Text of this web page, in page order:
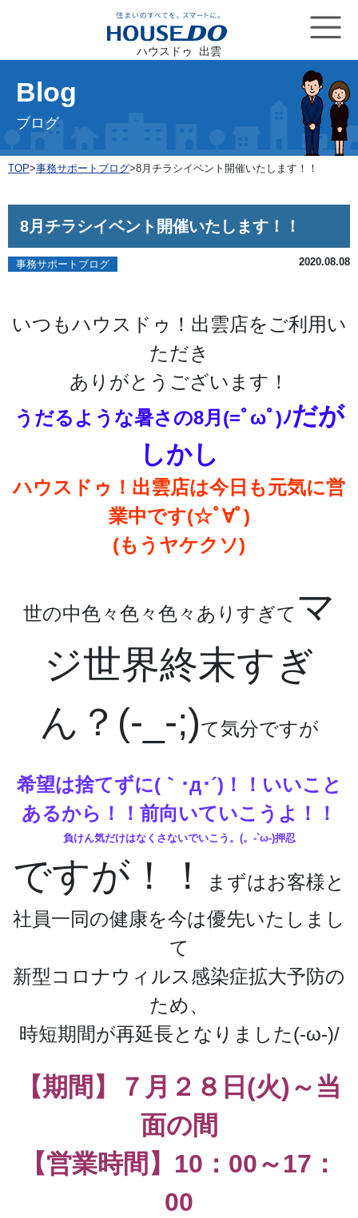
ハウスドゥ 出雲
Blog
ブログ
TOP>事務サポートブログ>8月チラシイベント開催いたします！！
8月チラシイベント開催いたします！！
事務サポートブログ 2020.08.08
いつもハウスドゥ！出雲店をご利用い
ただき
ありがとうございます！
うだるような暑さの8月(=ﾟωﾟ)ﾉだが
しかし
ハウスドゥ！出雲店は今日も元気に営
業中です(☆ﾟ∀ﾟ)
(もうヤケクソ)
世の中色々色々色々ありすぎて マ
ジ世界終末すぎ
ん？(-_-;)て気分ですが
希望は捨てずに(｀･д･´)！！いいこと
あるから！！前向いていこうよ！！
負けん気だけはなくさないでいこう。(。-`ω-)押忍
ですが！！
まずはお客様と
社員一同の健康を今は優先いたしまし
て
新型コロナウィルス感染症拡大予防の
ため、
時短期間が再延長となりました(-ω-)/
【期間】７月２８日(火)～当
面の間
【営業時間】10：00～17：
00